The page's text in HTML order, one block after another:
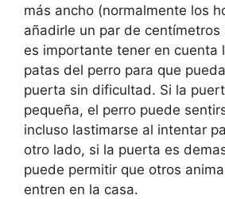
más ancho (normalmente los
añadirle un par de centímetros
es importante tener en cuenta
patas del perro para que
puerta sin dificultad. Si la
pequeña, el perro puede
incluso lastimarse al intentar
otro lado, si la puerta es
puede permitir que otros
entren en la casa.